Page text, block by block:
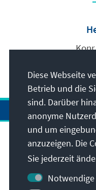
Anschrift
Kontakt
Diese Webseite
Betrieb und die
sind. Darüber
anonyme
und um
anzuzeigen. Die
Sie jederzeit